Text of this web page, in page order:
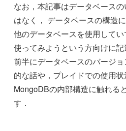
なお，本記事はデータベース
はなく， データベースの構造
他のデータベースを使用して
使ってみようという方向けに記
前半にデータベースのバージ
的な話や，プレイドでの使用
MongoDBの内部構造に触れる
す．